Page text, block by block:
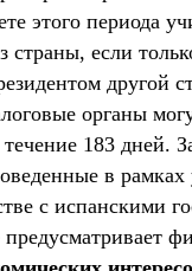
этого периода
если
другой
органы
183 дней.
в рамках
с испанскими